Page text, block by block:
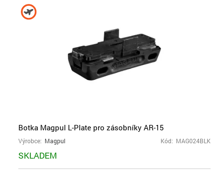
Botka Magpul L-Plate pro zásobníky AR-15
Výrobce: Magpul Kód: MAG024BLK
SKLADEM